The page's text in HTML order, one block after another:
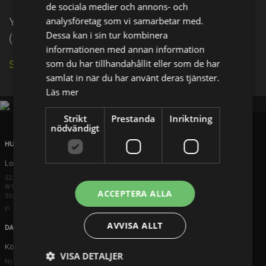
Yu Rongguang is an actor, known for Giant Spider
(2021).
Se källa på IMDb
HUVUDKONTOR
London
52 Brook Street
W1K 5DS London
Storbritannien
P: +44 203 608 8181
DANMARK
Köpenhamn
Ny Østergade 20
de sociala medier och annons- och
analysföretag som vi samarbetar med.
Dessa kan i sin tur kombinera
informationen med annan information
som du har tillhandahållit eller som de har
samlat in när du har använt deras tjänster.
Läs mer
Strikt
nödvändigt
Prestanda Inriktning
ACCEPTERA ALLA
AVVISA ALLT
VISA DETALJER